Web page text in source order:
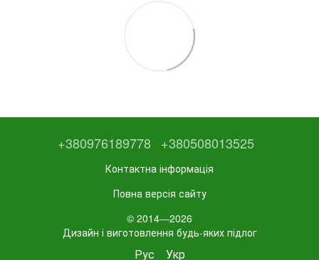
+380976189778 +380508013525
Контактна інформація
Повна версія сайту
© 2014—2026
Дизайн і виготовлення будь-яких підлог
Рус Укр